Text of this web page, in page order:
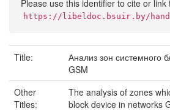
Please use this identifier to cite or link
https://libeldoc.bsuir.by/
Title:
Анализ зон системного
GSM
Other
Titles:
The analysis of zones
block device in networks